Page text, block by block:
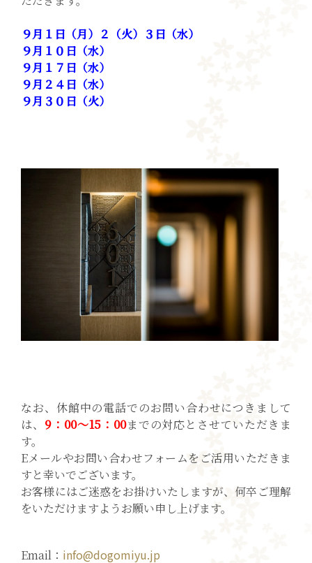
９月１ 日（月）２（火）３日（水）
９月１０日（水）
９月１７日（水）
９月２４日（水）
９月３０日（火）
なお、休館中の電話でのお問い合わせにつきまして
は、 9：00～15：00までの対応とさせていただきま
す。
Eメールやお問い合わせフォームをご活用いただきま
すと幸いでございます。
お客様にはご迷惑をお掛けいたしますが、何卒ご理解
をいただけますようお願い申し上げます。
Email： info@dogomiyu.jp